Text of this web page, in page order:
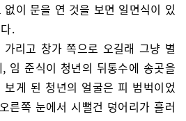
이 문을 연 것을 보면 일면식이 있
.
리고 창가 쪽으로 오길래 그냥 별
임 준식이 청년의 뒤통수에 송곳을
게 된 청년의 얼굴은 피 범벅이었
른쪽 눈에서 시뻘건 덩어리가 흘러